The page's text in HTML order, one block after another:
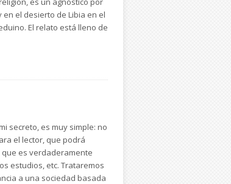
el desierto de Libia en el
El relato está lleno de
secreto, es muy simple: no
el lector, que podrá
es verdaderamente
estudios, etc. Trataremos
a una sociedad basada